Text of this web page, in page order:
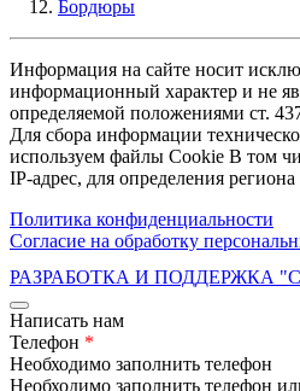
Бордюры
Информация на сайте носит
информационный характер и не
определяемой положениями ст.
Для сбора информации
используем файлы Cookie В том
IP-адрес, для определения
Политика конфиденциальности
Согласие на обработку
РАЗРАБОТКА И ПОДДЕРЖКА
Написать нам
Телефон *
Необходимо заполнить телефон
Необходимо заполнить телефон